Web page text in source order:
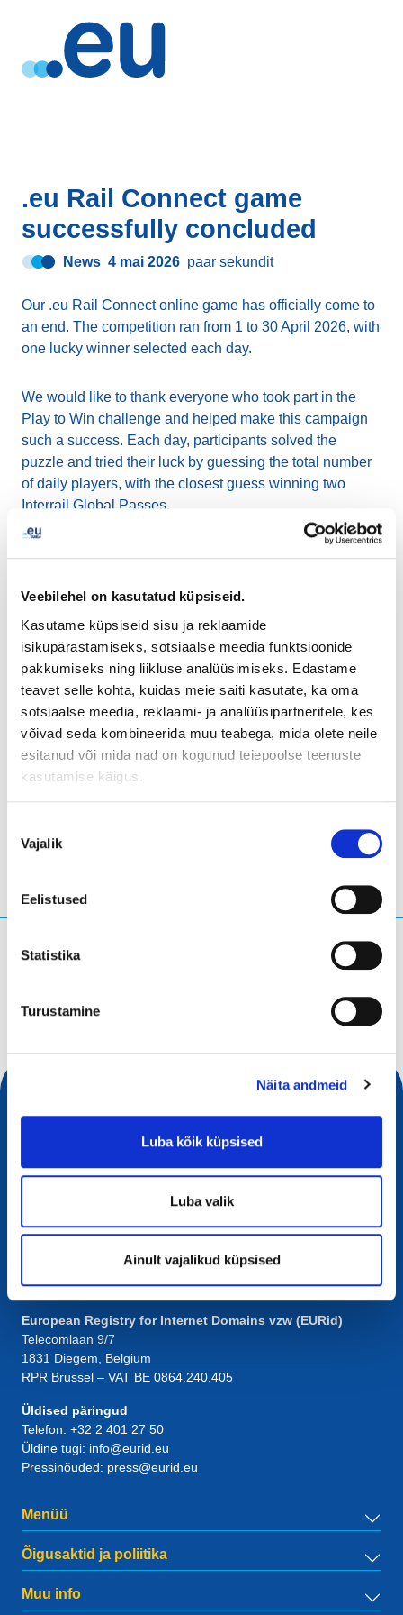
Veebilehel on kasutatud küpsiseid.
Kasutame küpsiseid sisu ja reklaamide
isikupärastamiseks, sotsiaalse meedia funktsioonide
pakkumiseks ning liikluse analüüsimiseks. Edastame
teavet selle kohta, kuidas meie saiti kasutate, ka oma
sotsiaalse meedia, reklaami- ja analüüsipartneritele, kes
võivad seda kombineerida muu teabega, mida olete neile
esitanud või mida nad on kogunud teiepoolse teenuste
kasutamise käigus.
valik
Vajalik
Eelistused
Statistika
Turustamine
Näita andmeid
Luba kõik küpsised
Luba valik
Ainult vajalikud küpsised
.eu Rail Connect game
successfully concluded
News 4 mai 2026 paar sekundit
Our .eu Rail Connect online game has officially come to
an end. The competition ran from 1 to 30 April 2026, with
one lucky winner selected each day.
We would like to thank everyone who took part in the
Play to Win challenge and helped make this campaign
such a success. Each day, participants solved the
puzzle and tried their luck by guessing the total number
of daily players, with the closest guess winning two
Interrail Global Passes.
Once again, thank you for playing .eu Rail Connect and
for celebrating 20 years of .eu and European digital
connectivity with us.
Do you want to play just for fun?Play here!
Mida te otsite?
Kontakt
European Registry for Internet Domains vzw (EURid)
Telecomlaan 9/7
1831 Diegem , Belgium
RPR Brussel – VAT BE 0864.240.405
Üldised päringud
Telefon: +32 2 401 27 50
Üldine tugi: info@eurid.eu
Pressinõuded: press@eurid.eu
Menüü
Õigusaktid ja poliitika
Muu info